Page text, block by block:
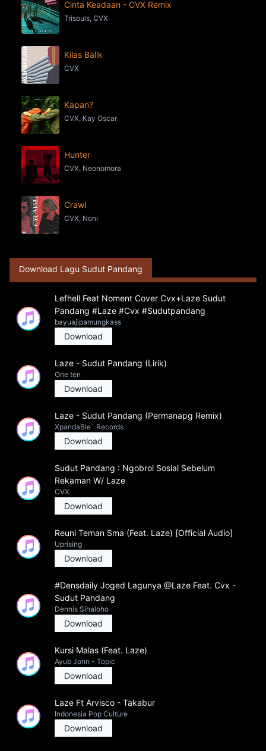
Cinta Keadaan - CVX Remix
Trisouls, CVX
Kilas Balik
CVX
Kapan?
CVX, Kay Oscar
Hunter
CVX, Neonomora
Crawl
CVX, Noni
Download Lagu Sudut Pandang
Lefhell Feat Noment Cover Cvx+Laze Sudut
Pandang #Laze #Cvx #Sudutpandang
bayuajipamungkass
Download
Laze - Sudut Pandang (Lirik)
One ten
Download
Laze - Sudut Pandang (Permanapg Remix)
XpandaBle` Records
Download
Sudut Pandang : Ngobrol Sosial Sebelum
Rekaman W/ Laze
CVX
Download
Reuni Teman Sma (Feat. Laze) [Official Audio]
Uprising
Download
#Densdaily Joged Lagunya @Laze Feat. Cvx -
Sudut Pandang
Dennis Sihaloho
Download
Kursi Malas (Feat. Laze)
Ayub Jonn - Topic
Download
Laze Ft Arvisco - Takabur
Indonesia Pop Culture
Download